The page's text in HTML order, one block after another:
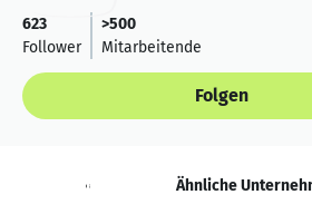
623
Follower
>500
Mitarbeitende
Folgen
Neuigkeiten Ähnliche